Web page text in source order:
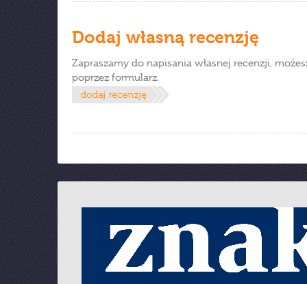
Dodaj własną recenzję
Zapraszamy do napisania własnej recenzji,
poprzez formularz.